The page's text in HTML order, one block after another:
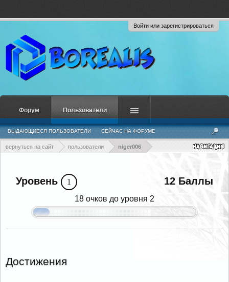
Войти или зарегистрироваться
вернуться на сайт пользователи niger006
Уровень 1 12 Баллы
18 очков до уровня 2
Достижения
Форум Пользователи
ВЫДАЮЩИЕСЯ ПОЛЬЗОВАТЕЛИ СЕЙЧАС НА ФОРУМЕ
НЕДАВНЯЯ АКТИВНОСТЬ НОВЫЕ СООБЩЕНИЯ ПРОФИЛЯ